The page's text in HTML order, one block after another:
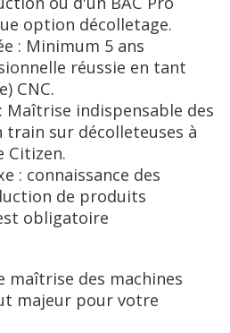
option décolletage.
: Minimum 5 ans
réussie en tant
CNC.
Maîtrise indispensable des
train sur décolleteuses à
Citizen.
: connaissance des
de produits
obligatoire
maîtrise des machines
majeur pour votre